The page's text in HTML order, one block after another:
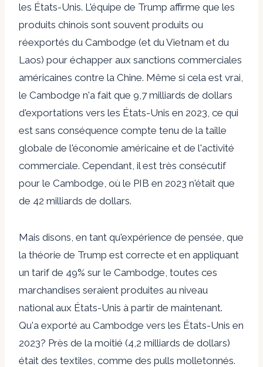
les États-Unis. L'équipe de Trump affirme que les
produits chinois sont souvent produits ou
réexportés du Cambodge (et du Vietnam et du
Laos) pour échapper aux sanctions commerciales
américaines contre la Chine. Même si cela est vrai,
le Cambodge n'a fait que 9,7 milliards de dollars
d'exportations vers les États-Unis en 2023, ce qui
est sans conséquence compte tenu de la taille
globale de l'économie américaine et de l'activité
commerciale. Cependant, il est très consécutif
pour le Cambodge, où le PIB en 2023 n'était que
de 42 milliards de dollars.
Mais disons, en tant qu'expérience de pensée, que
la théorie de Trump est correcte et en appliquant
un tarif de 49% sur le Cambodge, toutes ces
marchandises seraient produites au niveau
national aux États-Unis à partir de maintenant.
Qu'a exporté au Cambodge vers les États-Unis en
2023? Près de la moitié (4,2 milliards de dollars)
était des textiles, comme des pulls molletonnés.